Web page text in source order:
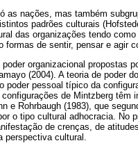
as nações, mas também
padrões culturais
das organizações tendo
formas de sentir, pensar e agir
organizacional propostas
(2004). A teoria de poder
poder pessoal típico da
de Mintzberg têm
e Rohrbaugh (1983), que
o tipo cultural adhocracia. No
de crenças, de
perspectiva cultural.